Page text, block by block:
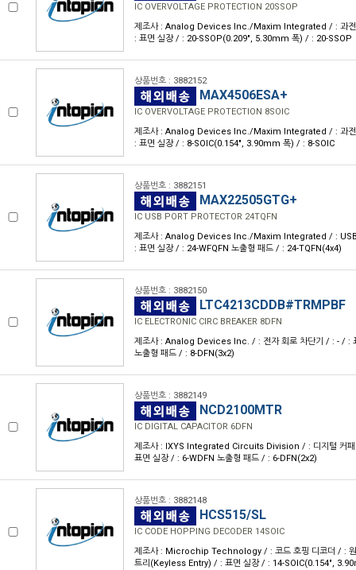
IC OVERVOLTAGE PROTECTION 20SSOP
제조사 : Analog Devices Inc./Maxim Integrated / : 과전
: 표면 실장 / : 20-SSOP(0.209", 5.30mm 폭) / : 20-SSOP
상품번호 : 3882152
MAX4506ESA+
IC OVERVOLTAGE PROTECTION 8SOIC
제조사 : Analog Devices Inc./Maxim Integrated / : 과전
: 표면 실장 / : 8-SOIC(0.154", 3.90mm 폭) / : 8-SOIC
상품번호 : 3882151
MAX22505GTG+
IC USB PORT PROTECTOR 24TQFN
제조사 : Analog Devices Inc./Maxim Integrated / : USB
: 표면 실장 / : 24-WFQFN 노출형 패드 / : 24-TQFN(4x4)
상품번호 : 3882150
LTC4213CDDB#TRMPBF
IC ELECTRONIC CIRC BREAKER 8DFN
제조사 : Analog Devices Inc. / : 전자 회로 차단기 / : - / :
노출형 패드 / : 8-DFN(3x2)
상품번호 : 3882149
NCD2100MTR
IC DIGITAL CAPACITOR 6DFN
제조사 : IXYS Integrated Circuits Division / : 디지털 커패
표면 실장 / : 6-WDFN 노출형 패드 / : 6-DFN(2x2)
상품번호 : 3882148
HCS515/SL
IC CODE HOPPING DECODER 14SOIC
제조사 : Microchip Technology / : 코드 호핑 디코더 / : 원
트리(Keyless Entry) / : 표면 실장 / : 14-SOIC(0.154",